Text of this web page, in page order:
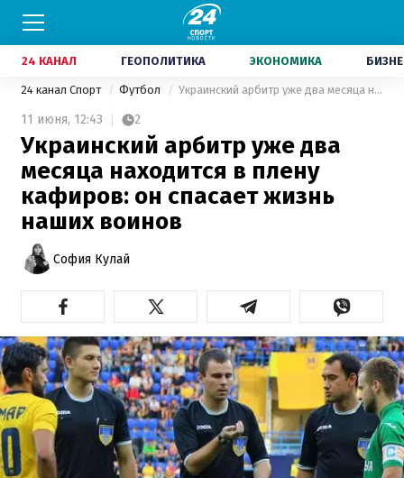
24 КАНАЛ ГЕОПОЛИТИКА ЭКОНОМИКА
24 канал Спорт Футбол Украинский арбитр уже два месяца находится в плену кафиров: он спасает жизнь наших воинов
11 июня, 12:43 2
Украинский арбитр уже два
месяца находится в плену
кафиров: он спасает жизнь
наших воинов
София Кулай